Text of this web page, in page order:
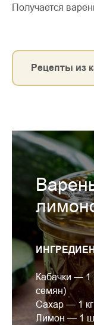
Получается
Рецепты из
Кабачки — 1
семян)
Сахар — 1 кг
Лимон — 1